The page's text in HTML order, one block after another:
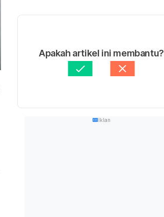
Apakah artikel ini membantu?
Iklan